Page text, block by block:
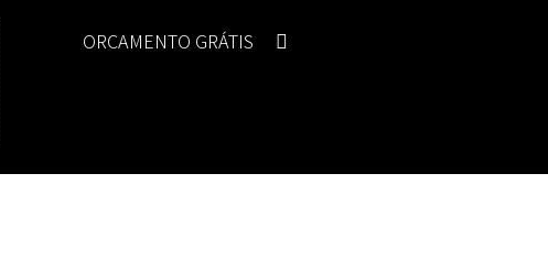
ORÇAMENTO GRÁTIS